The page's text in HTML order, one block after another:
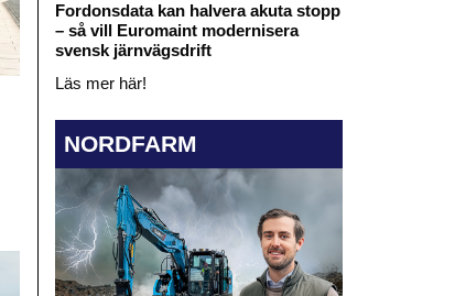
Fordonsdata kan halvera akuta stopp
– så vill Euromaint modernisera
svensk järnvägsdrift
Läs mer här!
NORDFARM